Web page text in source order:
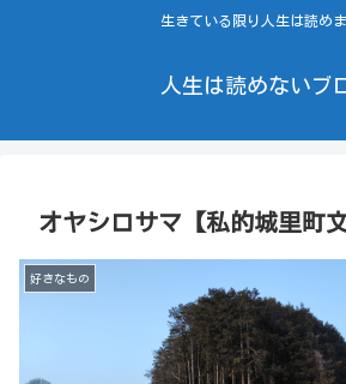
生きている限り人生は読め
人生は読めないブ
オヤシロサマ【私的城里町文
好きなもの